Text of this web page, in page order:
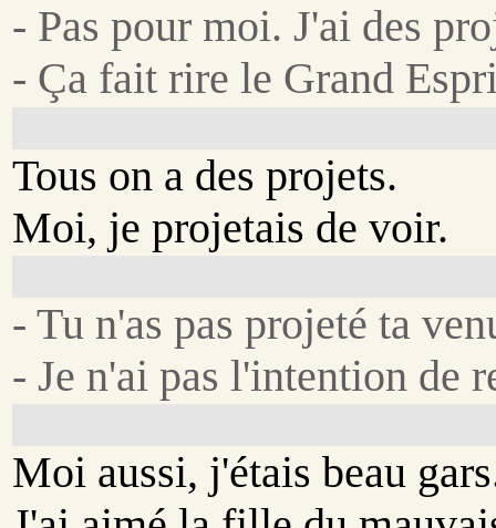
- Pas pour moi. J'ai des
- Ça fait rire le Grand
Tous on a des projets.
Moi, je projetais de voir.
- Tu n'as pas projeté ta
- Je n'ai pas l'intention de
Moi aussi, j'étais beau